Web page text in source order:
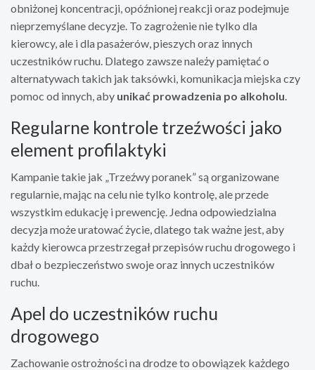
obniżonej koncentracji, opóźnionej reakcji oraz podejmuje
nieprzemyślane decyzje. To zagrożenie nie tylko dla
kierowcy, ale i dla pasażerów, pieszych oraz innych
uczestników ruchu. Dlatego zawsze należy pamiętać o
alternatywach takich jak taksówki, komunikacja miejska czy
pomoc od innych, aby unikać prowadzenia po alkoholu.
Regularne kontrole trzeźwości jako
element profilaktyki
Kampanie takie jak „Trzeźwy poranek” są organizowane
regularnie, mając na celu nie tylko kontrolę, ale przede
wszystkim edukację i prewencję. Jedna odpowiedzialna
decyzja może uratować życie, dlatego tak ważne jest, aby
każdy kierowca przestrzegał przepisów ruchu drogowego i
dbał o bezpieczeństwo swoje oraz innych uczestników
ruchu.
Apel do uczestników ruchu
drogowego
Zachowanie ostrożności na drodze to obowiązek każdego